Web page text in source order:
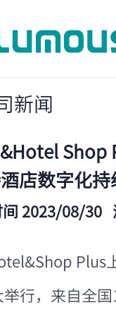
新闻
Shop
店数字化持
间 2023/08/30
Plus
行，来自全